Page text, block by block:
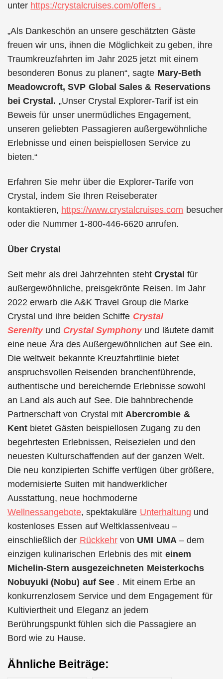
unter https://crystalcruises.com/offers .
„Als Dankeschön an unsere geschätzten Gäste
freuen wir uns, ihnen die Möglichkeit zu geben, ihre
Traumkreuzfahrten im Jahr 2025 jetzt mit einem
besonderen Bonus zu planen“, sagte Mary-Beth
Meadowcroft, SVP Global Sales & Reservations
bei Crystal. „Unser Crystal Explorer-Tarif ist ein
Beweis für unser unermüdliches Engagement,
unseren geliebten Passagieren außergewöhnliche
Erlebnisse und einen beispiellosen Service zu
bieten.“
Erfahren Sie mehr über die Explorer-Tarife von
Crystal, indem Sie Ihren Reiseberater
kontaktieren, https://www.crystalcruises.com
oder die Nummer 1-800-446-6620 anrufen.
Über Crystal
Seit mehr als drei Jahrzehnten steht Crystal für
außergewöhnliche, preisgekrönte Reisen. Im Jahr
2022 erwarb die A&K Travel Group die Marke
Crystal und ihre beiden Schiffe Crystal
Serenityund Crystal Symphonyund läutete damit
eine neue Ära des Außergewöhnlichen auf See ein.
Die weltweit bekannte Kreuzfahrtlinie bietet
anspruchsvollen Reisenden branchenführende,
authentische und bereichernde Erlebnisse sowohl
an Land als auch auf See. Die bahnbrechende
Partnerschaft von Crystal mitAbercrombie &
Kent bietet Gästen beispiellosen Zugang zu den
begehrtesten Erlebnissen, Reisezielen und den
neuesten Kulturschaffenden auf der ganzen Welt.
Die neu konzipierten Schiffe verfügen über größere,
modernisierte Suiten mit handwerklicher
Ausstattung, neue hochmoderne
Wellnessangebote, spektakuläre Unterhaltung und
kostenloses Essen auf Weltklasseniveau –
einschließlich der Rückkehrvon UMI UMA– dem
einzigen kulinarischen Erlebnis des mit einem
Michelin-Stern ausgezeichneten Meisterkochs
Nobuyuki (Nobu) auf See. Mit einem Erbe an
konkurrenzlosem Service und dem Engagement für
Kultiviertheit und Eleganz an jedem
Berührungspunkt fühlen sich die Passagiere an
Bord wie zu Hause.
Ähnliche Beiträge: